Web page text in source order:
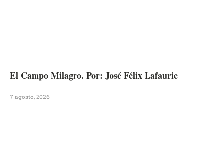
El Campo Milagro. Por: José Félix Lafaurie
7 agosto, 2026